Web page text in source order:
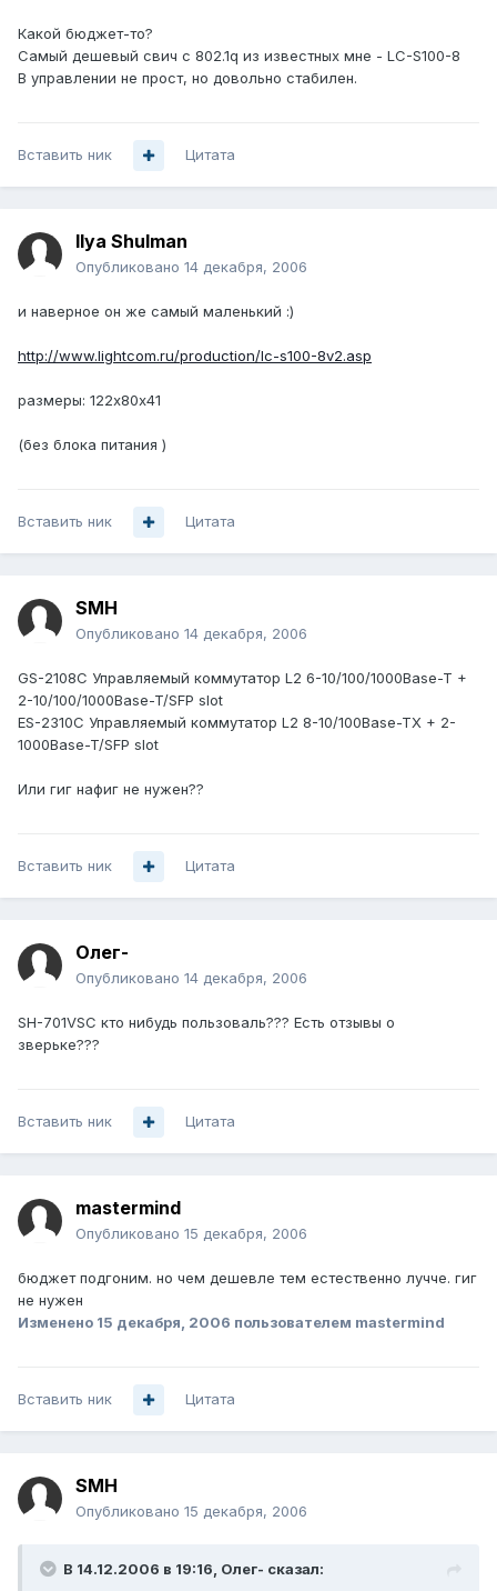
Какой бюджет-то?
Самый дешевый свич с 802.1q из известных мне - LC-S100-8
В управлении не прост, но довольно стабилен.
Вставить ник Цитата
Ilya Shulman
Опубликовано 14 декабря, 2006
и наверное он же самый маленький :)
http://www.lightcom.ru/production/lc-s100-8v2.asp
размеры: 122х80х41
(без блока питания )
Вставить ник Цитата
SMH
Опубликовано 14 декабря, 2006
GS-2108C Управляемый коммутатор L2 6-10/100/1000Base-T +
2-10/100/1000Base-T/SFP slot
ES-2310C Управляемый коммутатор L2 8-10/100Base-TX + 2-
1000Base-T/SFP slot
Или гиг нафиг не нужен??
Вставить ник Цитата
Олег-
Опубликовано 14 декабря, 2006
SH-701VSC кто нибудь пользоваль??? Есть отзывы о
зверьке???
Вставить ник Цитата
mastermind
Опубликовано 15 декабря, 2006
бюджет подгоним. но чем дешевле тем естественно лучче. гиг
не нужен
Изменено 15 декабря, 2006 пользователем mastermind
Вставить ник Цитата
SMH
Опубликовано 15 декабря, 2006
В 14.12.2006 в 19:16, Олег- сказал: